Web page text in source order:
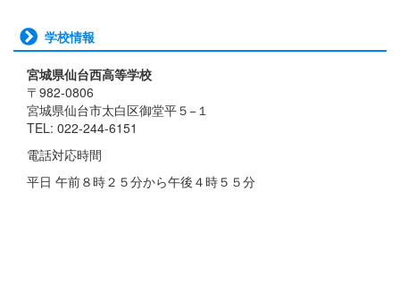
学校情報
宮城県仙台西高等学校
〒982-0806
宮城県仙台市太白区御堂平５−１
TEL: 022-244-6151
電話対応時間
平日 午前８時２５分から午後４時５５分